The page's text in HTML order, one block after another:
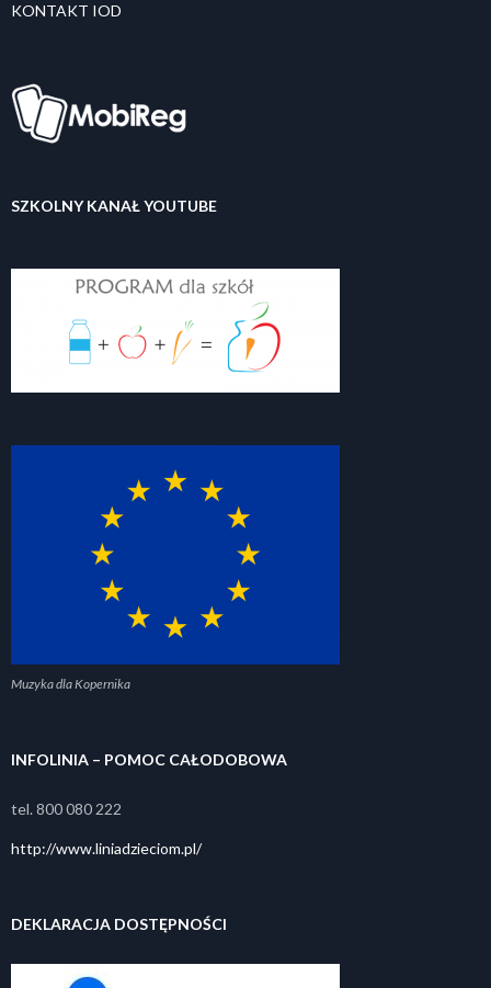
KONTAKT IOD
SZKOLNY KANAŁ YOUTUBE
Muzyka dla Kopernika
INFOLINIA – POMOC CAŁODOBOWA
tel. 800 080 222
http://www.liniadzieciom.pl/
DEKLARACJA DOSTĘPNOŚCI